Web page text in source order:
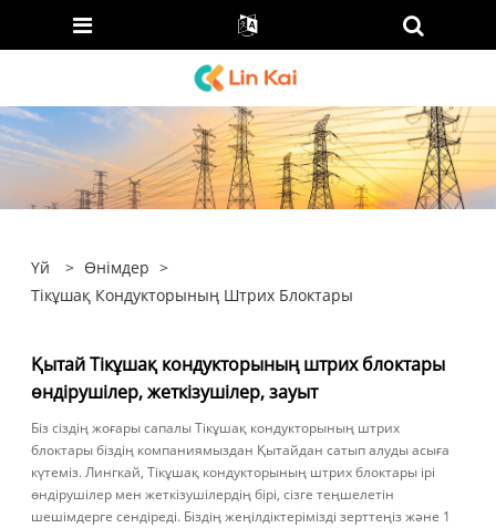
Үй > Өнімдер >
Тікұшақ Кондукторының Штрих Блоктары
Қытай Тікұшақ кондукторының штрих блоктары
өндірушілер, жеткізушілер, зауыт
Біз сіздің жоғары сапалы Тікұшақ кондукторының штрих
блоктары біздің компаниямыздан Қытайдан сатып алуды асыға
күтеміз. Лингкай, Тікұшақ кондукторының штрих блоктары ірі
өндірушілер мен жеткізушілердің бірі, сізге теңшелетін
шешімдерге сендіреді. Біздің жеңілдіктерімізді зерттеңіз және 1